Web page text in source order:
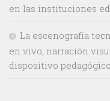
en las instituciones
La escenografía
en vivo, narración
dispositivo pedagógico